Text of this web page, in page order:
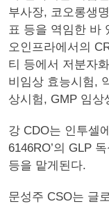
부사장, 코오롱생
표 등을 역임한 바
오인프라에서의
티 등에서 저분자
비임상 효능시험,
상시험, GMP 임상
강 CDO는 인투셀
6146RO’의 GLP
등을 맡게된다.
문성주 CSO는 글